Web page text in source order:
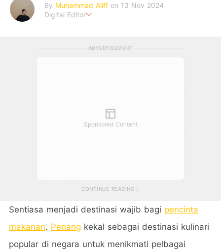
By Muhammad Aliff on 13 Nov 2024
Digital Editor
ADVERTISEMENT
Sponsored Content
CONTINUE READING
Sentiasa menjadi destinasi wajib bagi pencinta
makanan. Penang kekal sebagai destinasi kulinari
popular di negara untuk menikmati pelbagai